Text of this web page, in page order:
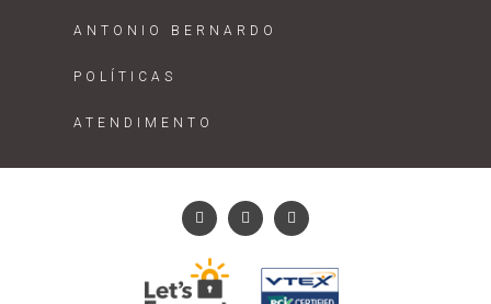
ANTONIO BERNARDO
POLÍTICAS
ATENDIMENTO